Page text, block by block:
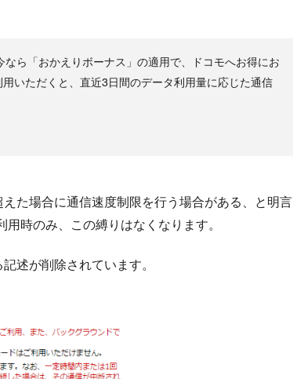
ら「おかえりボーナス」の適用で、ドコモへお得にお
いただくと、直近3日間のデータ利用量に応じた通信
た場合に通信速度制限を行う場合がある、と明言
時のみ、この縛りはなくなります。
述が削除されています。